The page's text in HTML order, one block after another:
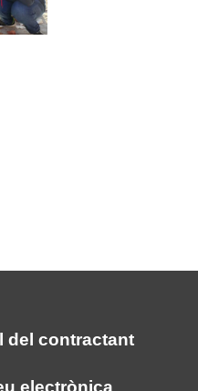
del contractant
electrònica